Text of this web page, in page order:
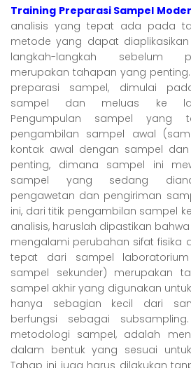
Training Preparasi Sampel
analisis yang tepat ada pada
metode yang dapat
langkah-langkah sebelum
merupakan tahapan yang
preparasi sampel, dimulai
sampel dan meluas ke
Pengumpulan sampel yang
pengambilan sampel awal
kontak awal dengan sampel
penting, dimana sampel ini
sampel yang sedang
pengawetan dan pengiriman
ini, dari titik pengambilan sampel
analisis, haruslah dipastikan
mengalami perubahan sifat fisika
tepat dari sampel
sampel sekunder) merupakan
sampel akhir yang digunakan
hanya sebagian kecil dari
berfungsi sebagai
metodologi sampel, adalah
dalam bentuk yang sesuai
Tahap ini juga harus dilakukan